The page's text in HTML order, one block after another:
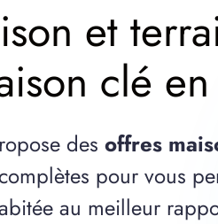
et
clé
des offres
pour vous
au meilleur